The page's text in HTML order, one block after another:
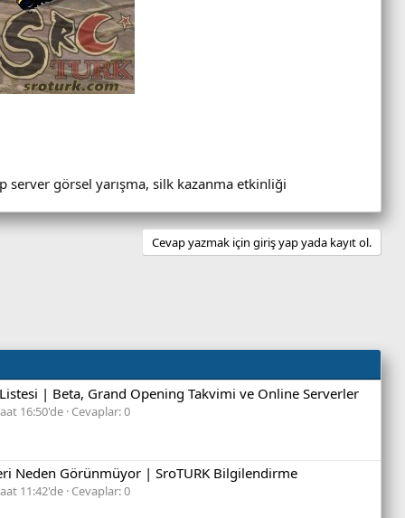
server görsel yarışma, silk kazanma etkinliği
Cevap yazmak için giriş yap yada kayıt ol.
| Beta, Grand Opening Takvimi ve Online Serverler
16:50'de Cevaplar: 0
Neden Görünmüyor | SroTURK Bilgilendirme
11:42'de Cevaplar: 0